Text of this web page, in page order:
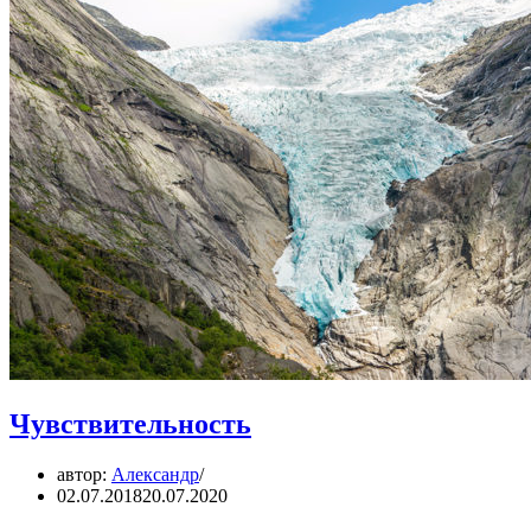
позвоночнике
Чувствительность
автор: Александр
02.07.201820.07.2020